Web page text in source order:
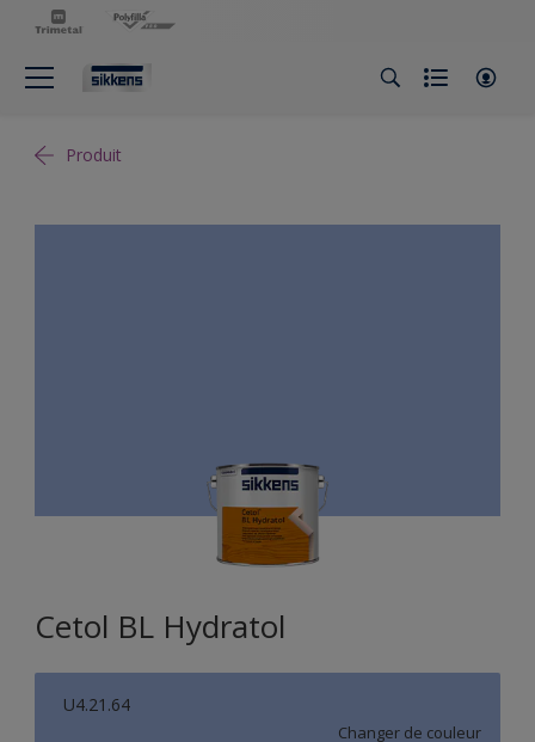
Produit
Cetol BL Hydratol
U4.21.64
Changer de couleur